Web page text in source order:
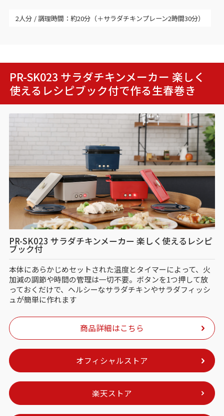
2人分 調理時間：約20分（＋サラダチキンプレーン2時間30分）
PR-SK023 サラダチキンメーカー 楽しく
使えるレシピブック付で作る生春巻き
PR-SK023 サラダチキンメーカー 楽しく使えるレシピ
ブック付
本体にあらかじめセットされた温度とタイマーによって、火
加減の調節や時間の管理は一切不要。ボタンを1つ押して放
っておくだけで、ヘルシーなサラダチキンやサラダフィッシ
ュが簡単に作れます
商品詳細はこちら
オフィシャルストア
楽天ストア